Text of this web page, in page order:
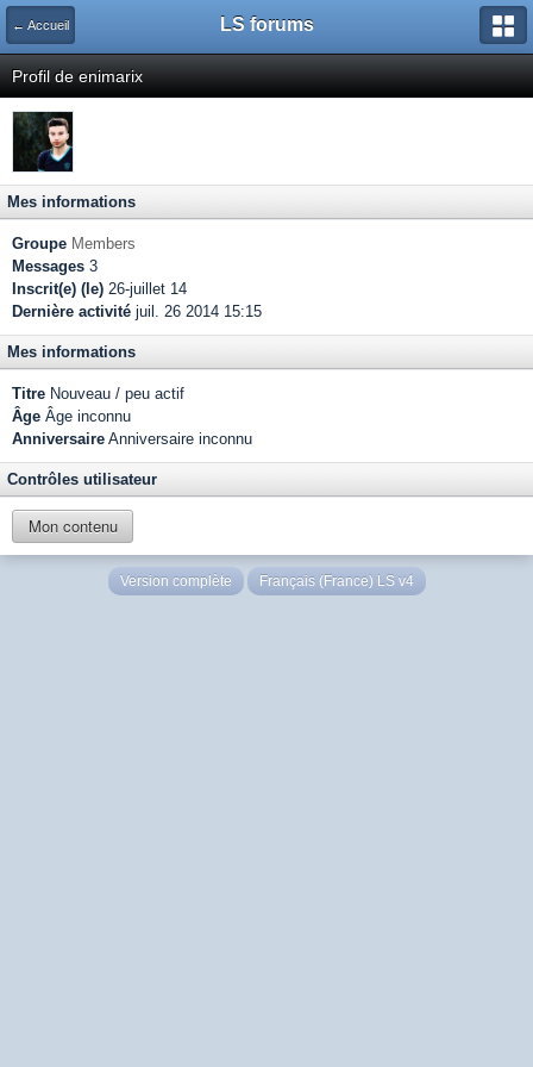
← Accueil LS forums
Profil de enimarix
Mes informations
Groupe Members
Messages 3
Inscrit(e) (le) 26-juillet 14
Dernière activité juil. 26 2014 15:15
Mes informations
Titre Nouveau / peu actif
Âge Âge inconnu
Anniversaire Anniversaire inconnu
Contrôles utilisateur
Mon contenu
Version complète Français (France) LS v4